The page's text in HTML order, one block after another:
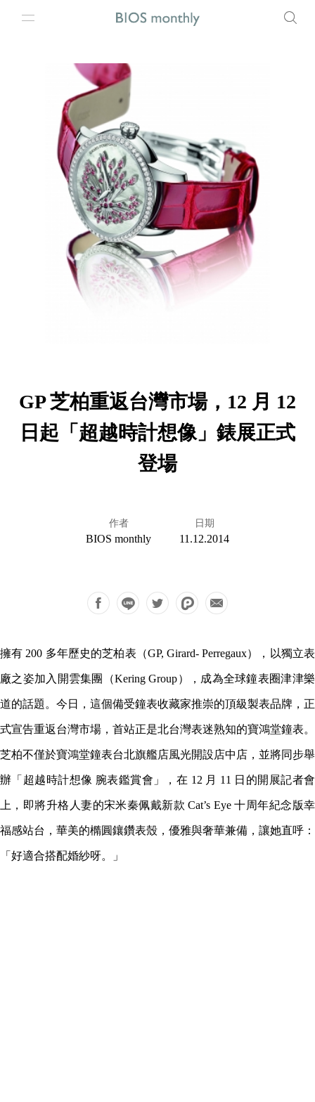
GP 芝柏重返台灣市場，12 月 12
日起「超越時計想像」錶展正式
登場
作者
BIOS monthly
日期
11.12.2014
擁有 200 多年歷史的芝柏表（GP, Girard- Perregaux），以獨立表
廠之姿加入開雲集團（Kering Group），成為全球鐘表圈津津樂
道的話題。今日，這個備受鐘表收藏家推崇的頂級製表品牌，正
式宣告重返台灣市場，首站正是北台灣表迷熟知的寶鴻堂鐘表。
芝柏不僅於寶鴻堂鐘表台北旗艦店風光開設店中店，並將同步舉
辦「超越時計想像 腕表鑑賞會」，在 12 月 11 日的開展記者會
上，即將升格人妻的宋米秦佩戴新款 Cat’s Eye 十周年紀念版幸
福感站台，華美的橢圓鑲鑽表殼，優雅與奢華兼備，讓她直呼：
「好適合搭配婚紗呀。」